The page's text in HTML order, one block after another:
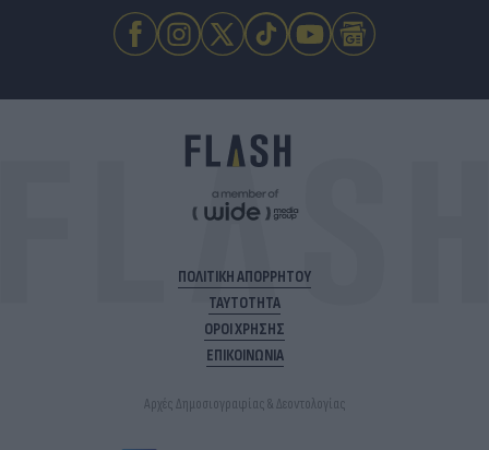
ΠΟΛΙΤΙΚΗ ΑΠΟΡΡΗΤΟΥ
ΤΑΥΤΟΤΗΤΑ
ΟΡΟΙ ΧΡΗΣΗΣ
ΕΠΙΚΟΙΝΩΝΙΑ
Αρχές Δημοσιογραφίας & Δεοντολογίας